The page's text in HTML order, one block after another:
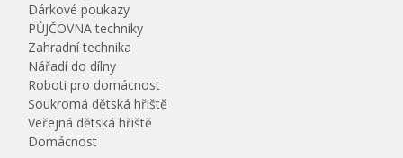
Dárkové poukazy
PŮJČOVNA techniky
Zahradní technika
Nářadí do dílny
Roboti pro domácnost
Soukromá dětská hřiště
Veřejná dětská hřiště
Domácnost